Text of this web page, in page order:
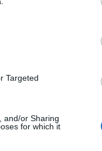
Targeted
and/or Sharing
for which it
s-au
Circa